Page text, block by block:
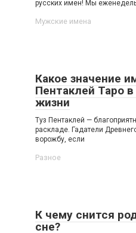
русских имен! Мы
Мужские имена
Какое значение
Пентаклей Таро
жизни
Туз Пентаклей —
раскладе. Гадатели
ворожбу, если
Разное
К чему снится
сне?